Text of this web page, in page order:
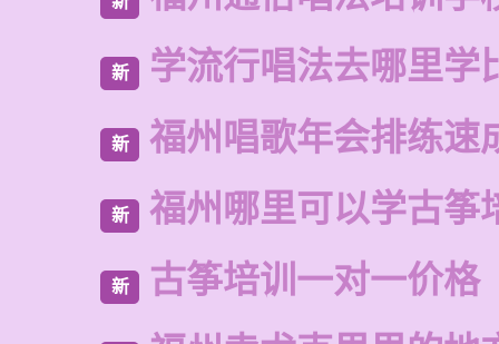
新 学流行唱法去哪里学
新 福州唱歌年会排练速
新 福州哪里可以学古筝
新 古筝培训一对一价格